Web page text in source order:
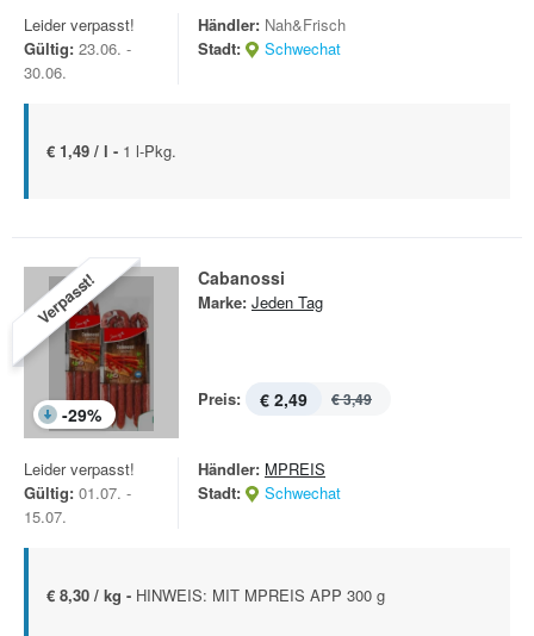
Leider verpasst!
Gültig: 23.06. -
30.06.
Händler: Nah&Frisch
Stadt:
Schwechat
€ 1,49 / l - 1 l-Pkg.
Verpasst!
-29%
Cabanossi
Marke: Jeden Tag
Preis: € 2,49 € 3,49
Leider verpasst!
Gültig: 01.07. -
15.07.
Händler: MPREIS
Stadt:
Schwechat
€ 8,30 / kg - HINWEIS: MIT MPREIS APP 300 g